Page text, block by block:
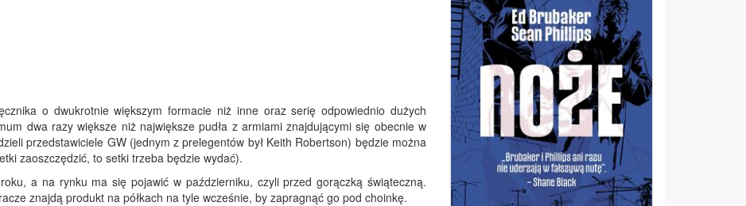
o dwukrotnie większym formacie niż inne oraz serię odpowiednio dużych
dwa razy większe niż największe pudła z armiami znajdującymi się obecnie w
przedstawiciele GW (jednym z prelegentów był Keith Robertson) będzie można
zaoszczędzić, to setki trzeba będzie wydać).
a na rynku ma się pojawić w październiku, czyli przed gorączką świąteczną.
znajdą produkt na półkach na tyle wcześnie, by zapragnąć go pod choinkę.